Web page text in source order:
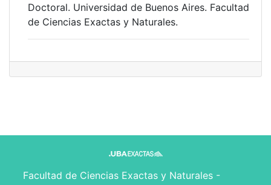
Doctoral. Universidad de Buenos Aires. Facultad
de Ciencias Exactas y Naturales.
Facultad de Ciencias Exactas y Naturales -